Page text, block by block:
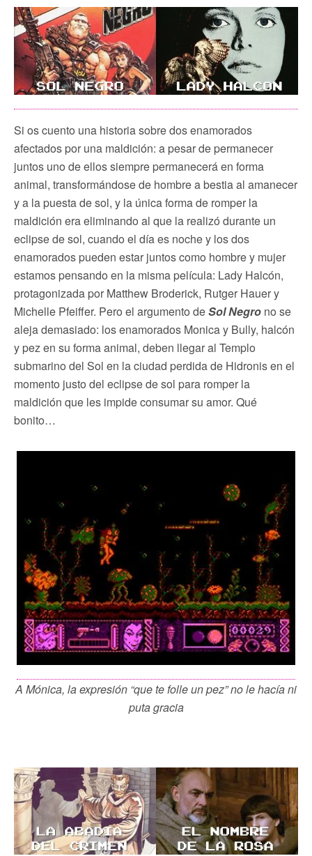
Si os cuento una historia sobre dos enamorados
afectados por una maldición: a pesar de permanecer
juntos uno de ellos siempre permanecerá en forma
animal, transformándose de hombre a bestia al amanecer
y a la puesta de sol, y la única forma de romper la
maldición era eliminando al que la realizó durante un
eclipse de sol, cuando el día es noche y los dos
enamorados pueden estar juntos como hombre y mujer
estamos pensando en la misma película: Lady Halcón,
protagonizada por Matthew Broderick, Rutger Hauer y
Michelle Pfeiffer. Pero el argumento deSol Negro no se
aleja demasiado: los enamorados Monica y Bully, halcón
y pez en su forma animal, deben llegar al Templo
submarino del Sol en la ciudad perdida de Hidronis en el
momento justo del eclipse de sol para romper la
maldición que les impide consumar su amor. Qué
bonito…
A Mónica, la expresión “que te folle un pez” no le hacía ni
puta gracia